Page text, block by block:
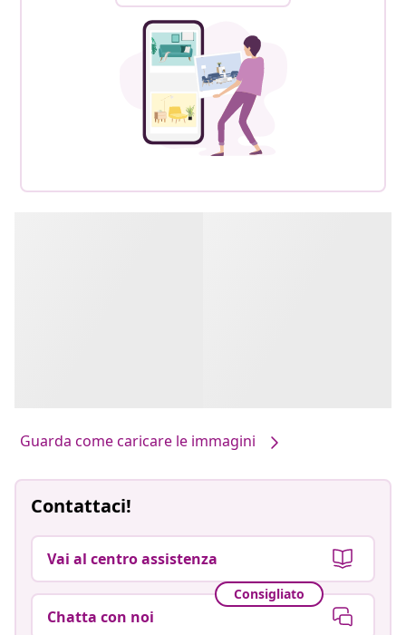
Guarda come caricare le immagini
Contattaci!
Vai al centro assistenza
Consigliato
Chatta con noi